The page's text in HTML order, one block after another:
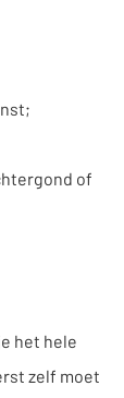
of
het hele
zelf moet